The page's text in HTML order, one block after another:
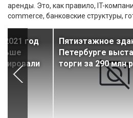
аренды. Это, как правило, IT-
commerce, банковские структуры,
2021 год
Пятиэтажное
Петербурге
торги за 290 млн